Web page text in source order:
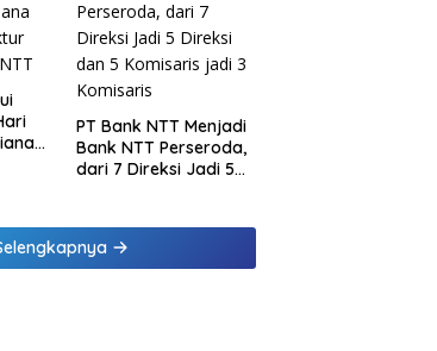
PT Bank NTT Menjadi
Bank NTT Perseroda,
dari 7 Direksi Jadi 5
Komisaris